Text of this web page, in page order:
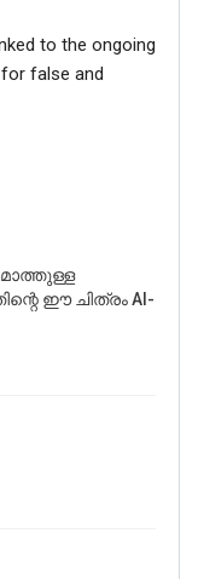
to the ongoing
false and
ഈ ചിത്രം AI-